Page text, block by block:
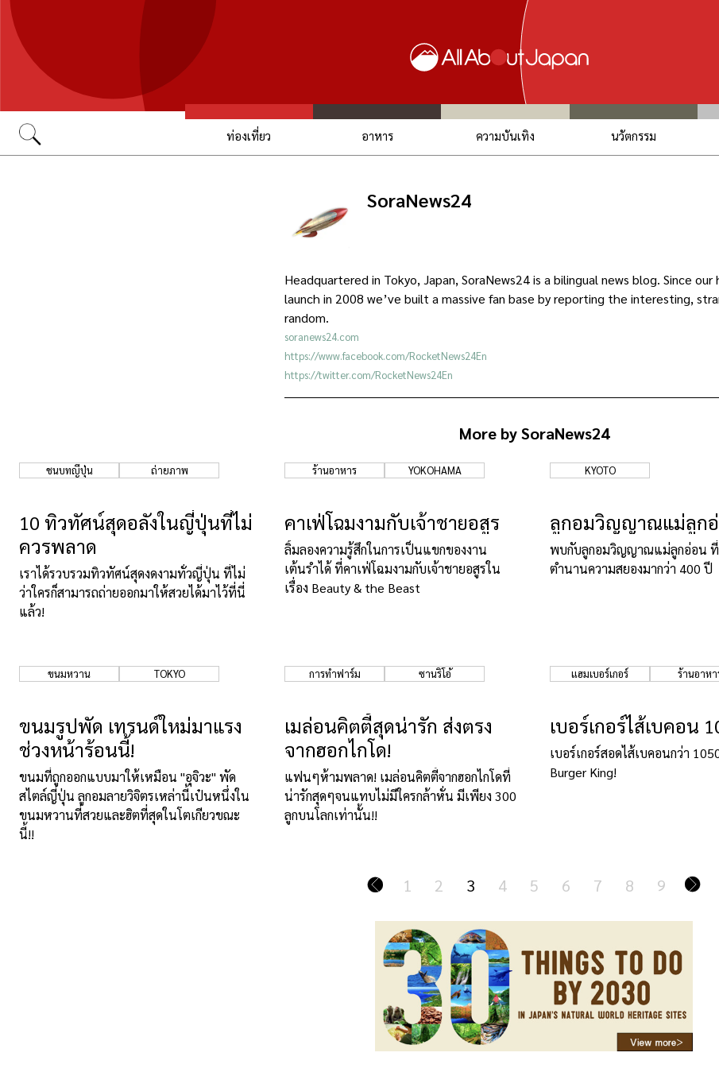
ท่องเที่ยว อาหาร ความบันเทิง นวัตกรรม
SoraNews24
Headquartered in Tokyo, Japan, SoraNews24 is a bilingual news blog. Since our
launch in 2008 we’ve built a massive fan base by reporting the interesting,
random.
soranews24.com
https://www.facebook.com/RocketNews24En
https://twitter.com/RocketNews24En
More by SoraNews24
ชนบทญี่ปุ่น ถ่ายภาพ
10 ทิวทัศน์สุดอลังในญี่ปุ่นที่ไม่
ควรพลาด
เราได้รวบรวมทิวทัศน์สุดงดงามทั่วญี่ปุ่น ที่ไม่
ว่าใครก็สามารถถ่ายออกมาให้สวยได้มาไว้ที่นี่
แล้ว!
ร้านอาหาร YOKOHAMA
คาเฟ่โฉมงามกับเจ้าชายอสูร
ลิ้มลองความรู้สึกในการเป็นแขกของงาน
เต้นรำได้ ที่คาเฟ่โฉมงามกับเจ้าชายอสูรใน
เรื่อง Beauty & the Beast
KYOTO
ลูกอมวิญญาณแม่ลูก
พบกับลูกอมวิญญาณแม่ลูกอ่อน
ตำนานความสยองมากว่า 400 ปี
ขนมหวาน TOKYO
ขนมรูปพัด เทรนด์ใหม่มาแรง
ช่วงหน้าร้อนนี้!
ขนมที่ถูกออกแบบมาให้เหมือน "อุจิวะ" พัด
สไตล์ญี่ปุ่น ลูกอมลายวิจิตรเหล่านี้เป๋นหนึ่งใน
ขนมหวานที่สวยและฮิตที่สุดในโตเกียวขณะ
นี้!!
การทำฟาร์ม ซานริโอ้
เมล่อนคิตตี้สุดน่ารัก ส่งตรง
จากฮอกไกโด!
แฟนๆห้ามพลาด! เมล่อนคิตตี้จากฮอกไกโดที่
น่ารักสุดๆจนแทบไม่มีใครกล้าหั่น มีเพียง 300
ลูกบนโลกเท่านั้น!!
แฮมเบอร์เกอร์ ร้านอาหา
เบอร์เกอร์ไส้เบคอน
เบอร์เกอร์สอดไส้เบคอนกว่า
Burger King!
1 2 3 4 5 6 7 8 9